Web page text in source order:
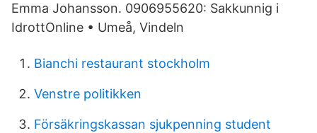
Emma Johansson. 0906955620: Sakkunnig i
IdrottOnline • Umeå, Vindeln
Bianchi restaurant stockholm
Venstre politikken
Försäkringskassan sjukpenning student